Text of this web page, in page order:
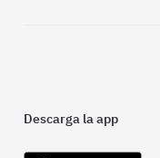
Descarga la app